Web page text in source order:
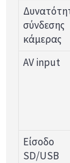
σύνδεσης
κάμερας
AV input
Είσοδο
SD/USB